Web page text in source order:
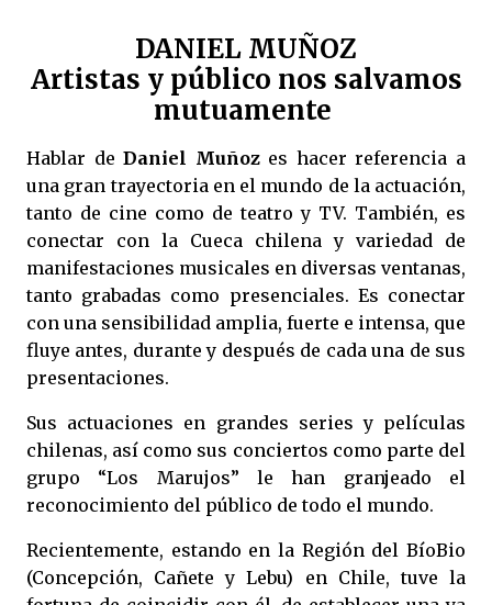
DANIEL MUÑOZ
Artistas y público nos salvamos
mutuamente
Hablar deDaniel Muñozes hacer referencia a
una gran trayectoria en el mundo de la actuación,
tanto de cine como de teatro y TV. También, es
conectar con la Cueca chilena y variedad de
manifestaciones musicales en diversas ventanas,
tanto grabadas como presenciales. Es conectar
con una sensibilidad amplia, fuerte e intensa, que
fluye antes, durante y después de cada una de sus
presentaciones.
Sus actuaciones en grandes series y películas
chilenas, así como sus conciertos como parte del
grupo “Los Marujos” le han granjeado el
reconocimiento del público de todo el mundo.
Recientemente, estando en la Región del BíoBio
(Concepción, Cañete y Lebu) en Chile, tuve la